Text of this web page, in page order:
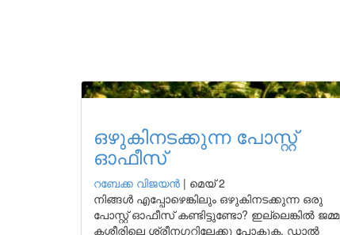
ഒഴുകിനടക്കുന്ന പോസ്റ്റ്
ഓഫീസ്
റബേക്ക വിജയൻ | മെയ് 2
നിങ്ങൾ എപ്പോഴെങ്കിലും ഒഴുകിനടക്കുന്ന ഒരു
പോസ്റ്റ് ഓഫീസ് കണ്ടിട്ടുണ്ടോ? ഇല്ലെങ്കിൽ
കശ്മീരിലെ ശ്രീനഗറിലേക്കു പോകുക. ഡാൽ